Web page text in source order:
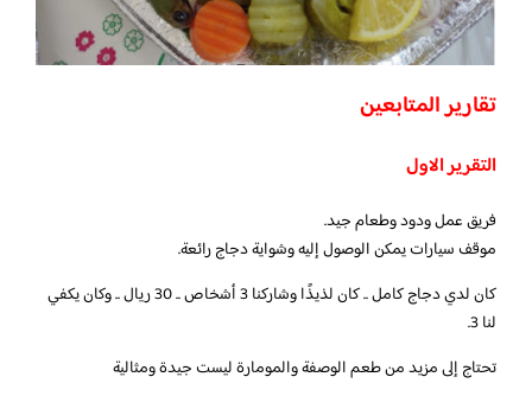
تقارير المتابعين
التقرير الاول
فريق عمل ودود وطعام جيد.
موقف سيارات يمكن الوصول إليه وشواية دجاج رائعة.
كان لدي دجاج كامل .. كان لذيذًا وشاركنا 3 أشخاص .. 30 ريال .. وكان يكفي
لنا 3.
تحتاج إلى مزيد من طعم الوصفة والمومارة ليست جيدة ومثالية